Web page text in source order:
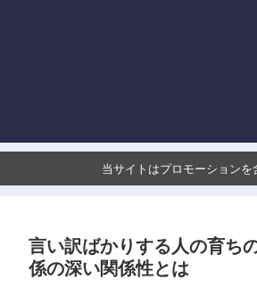
当サイトはプロモーションを
言い訳ばかりする人の育ち
係の深い関係性とは